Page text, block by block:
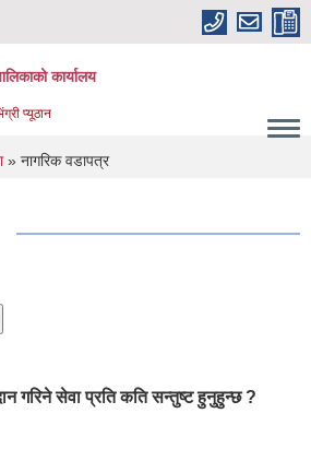
कार्यालय
प्यूठान
» नागरिक वडापत्र
गरिने सेवा प्रति कति सन्तुष्ट हुनुहुन्छ ?